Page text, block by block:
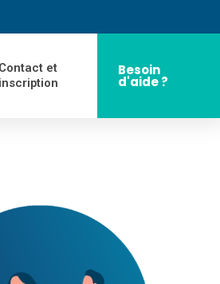
Contact et
inscription
Besoin
d'aide ?